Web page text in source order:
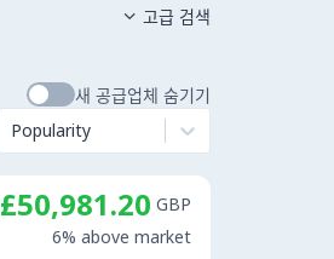
 고급 검색
새 공급업체 숨기기
Popularity
£50,981.20 GBP
6% above market